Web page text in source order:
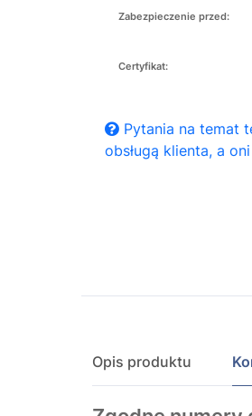
Zabezpieczenie przed:
Certyfikat:
Pytania na temat
obsługą klienta, a
Opis produktu